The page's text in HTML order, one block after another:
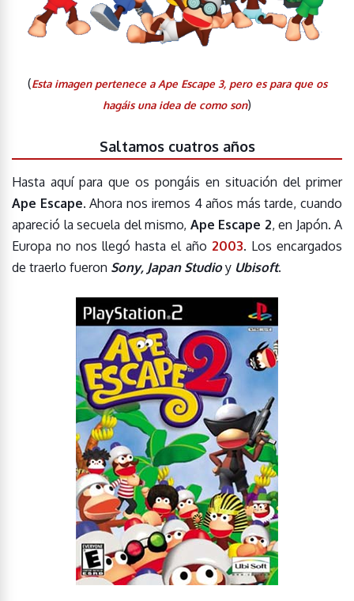
(Esta imagen pertenece a Ape Escape 3, pero es para que os
hagáis una idea de como son)
Saltamos cuatros años
Hasta aquí para que os pongáis en situación del primer
Ape Escape. Ahora nos iremos 4 años más tarde, cuando
apareció la secuela del mismo, Ape Escape 2, en Japón. A
Europa no nos llegó hasta el año 2003. Los encargados
de traerlo fueron Sony, Japan Studioy Ubisoft.